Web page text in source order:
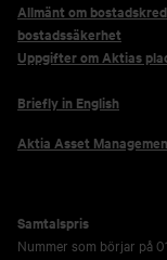
Allmänt om
bostadssäkerhet
Uppgifter om Aktias
Briefly in English
Aktia Asset
Samtalspris
Nummer som börjar på